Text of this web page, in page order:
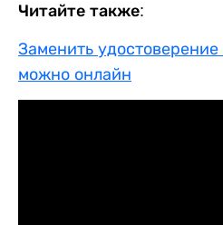
Читайте также:
Заменить
можно онлайн